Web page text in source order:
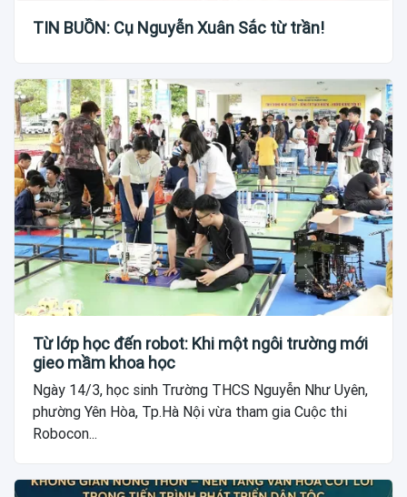
TIN BUỒN: Cụ Nguyễn Xuân Sắc từ trần!
Từ lớp học đến robot: Khi một ngôi trường mới
gieo mầm khoa học
Ngày 14/3, học sinh Trường THCS Nguyễn Như Uyên,
phường Yên Hòa, Tp.Hà Nội vừa tham gia Cuộc thi
Robocon...